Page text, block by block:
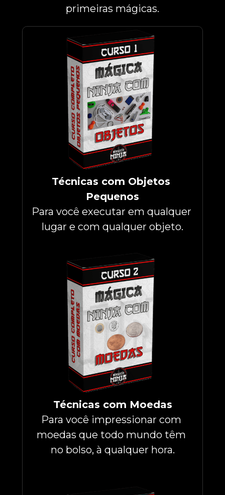
primeiras mágicas.
Técnicas com Objetos
Pequenos
Para você executar em qualquer
lugar e com qualquer objeto.
Técnicas com Moedas
Para você impressionar com
moedas que todo mundo têm
no bolso, à qualquer hora.